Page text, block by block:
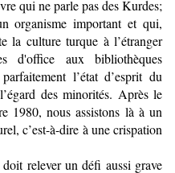
qui ne parle pas des Kurdes;
organisme important et qui,
la culture turque à l’étranger
d'office aux bibliothèques
l’état d’esprit du
des minorités. Après le
1980, nous assistons là à un
c’est-à-dire à une crispation
relever un défi aussi grave